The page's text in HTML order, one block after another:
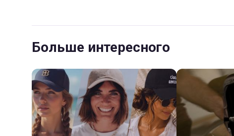
Больше интересного